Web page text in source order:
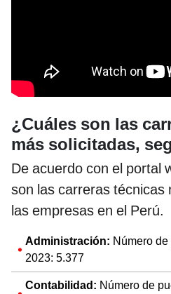
¿Cuáles son las
más solicitadas,
De acuerdo con el portal
son las carreras técnicas
las empresas en el Perú.
Administración: Número
2023: 5.377
Contabilidad: Número de